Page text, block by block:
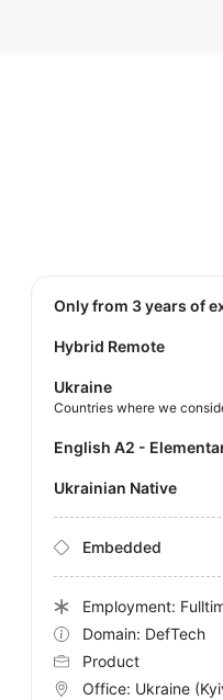
Only from 3 years of
Hybrid Remote
Ukraine
Countries where we
English A2 -
Ukrainian Native
Embedded
Employment:
Domain: DefTech
Product
Office: Ukraine